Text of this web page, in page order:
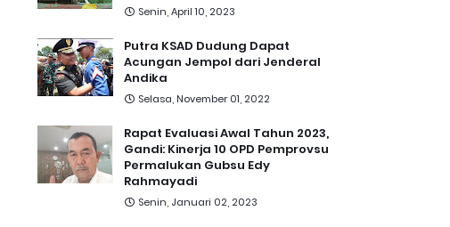
Senin, April 10, 2023
Putra KSAD Dudung Dapat
Acungan Jempol dari Jenderal
Andika
Selasa, November 01, 2022
Rapat Evaluasi Awal Tahun 2023,
Gandi: Kinerja 10 OPD Pemprovsu
Permalukan Gubsu Edy
Rahmayadi
Senin, Januari 02, 2023